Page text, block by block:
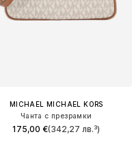
MICHAEL MICHAEL KORS
Чанта с презрамки
175,00 €(342,27 лв.³)